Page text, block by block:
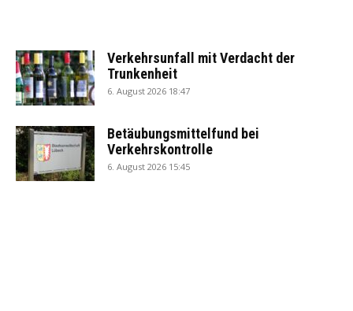
Verkehrsunfall mit Verdacht der
Trunkenheit
6. August 2026 18:47
Betäubungsmittelfund bei
Verkehrskontrolle
6. August 2026 15:45